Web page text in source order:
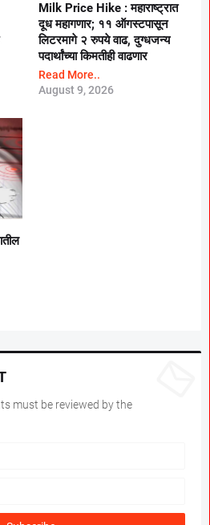
Milk Price Hike : महाराष्ट्रात
दूध महागणार; ११ ऑगस्टपासून
लिटरमागे २ रुपये वाढ, दुग्धजन्य
पदार्थांच्या किमतीही वाढणार
Read More..
August 9, 2026
must be reviewed by the